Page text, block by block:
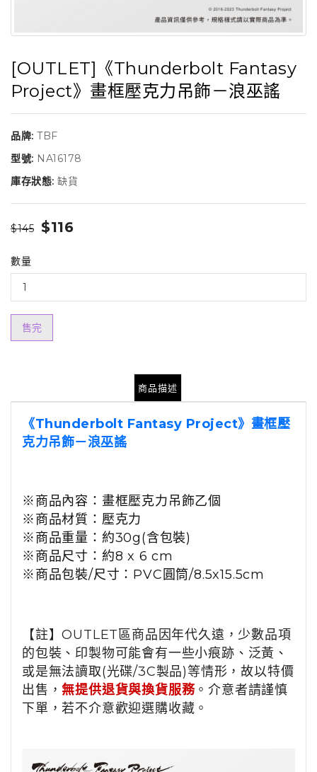
[OUTLET]《Thunderbolt Fantasy
Project》畫框壓克力吊飾－浪巫謠
品牌: TBF
型號: NA16178
庫存狀態: 缺貨
$145 $116
數量
售完
商品描述
《Thunderbolt Fantasy Project》畫框壓
克力吊飾－浪巫謠
※商品內容： 畫框壓克力吊飾乙個
※商品材質： 壓克力
※商品重量： 約30g(含包裝)
※商品尺寸： 約8 x 6 cm
※商品包裝/尺寸： PVC圓筒/8.5x15.5cm
【註】OUTLET區商品因年代久遠，少數品項
的包裝、印製物可能會有一些小痕跡、泛黃、
或是無法讀取(光碟/3C製品)等情形，故以特價
出售，無提供退貨與換貨服務。介意者請謹慎
下單，若不介意歡迎選購收藏。